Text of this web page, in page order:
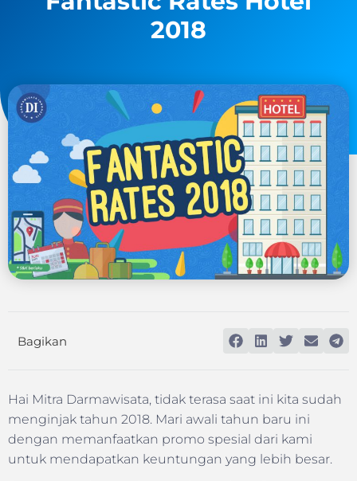
2018
Bagikan
Hai Mitra Darmawisata, tidak terasa saat ini kita sudah
menginjak tahun 2018. Mari awali tahun baru ini
dengan memanfaatkan promo spesial dari kami
untuk mendapatkan keuntungan yang lebih besar.